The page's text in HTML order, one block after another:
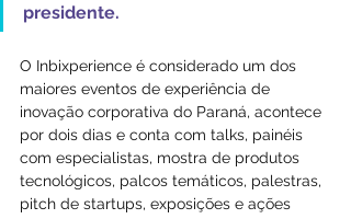
presidente.
O Inbixperience é considerado um dos
maiores eventos de experiência de
inovação corporativa do Paraná, acontece
por dois dias e conta com talks, painéis
com especialistas, mostra de produtos
tecnológicos, palcos temáticos, palestras,
pitch de startups, exposições e ações